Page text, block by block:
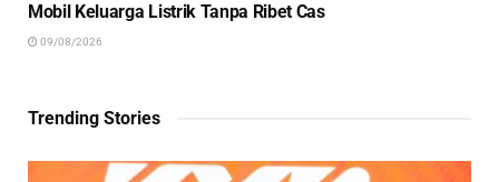
Mobil Keluarga Listrik Tanpa Ribet Cas
09/08/2026
Trending Stories